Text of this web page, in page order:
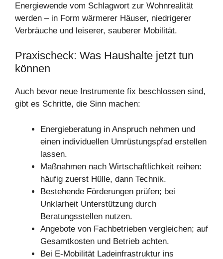
Energiewende vom Schlagwort zur Wohnrealität
werden – in Form wärmerer Häuser, niedrigerer
Verbräuche und leiserer, sauberer Mobilität.
Praxischeck: Was Haushalte jetzt tun
können
Auch bevor neue Instrumente fix beschlossen sind,
gibt es Schritte, die Sinn machen:
Energieberatung in Anspruch nehmen und
einen individuellen Umrüstungspfad erstellen
lassen.
Maßnahmen nach Wirtschaftlichkeit reihen:
häufig zuerst Hülle, dann Technik.
Bestehende Förderungen prüfen; bei
Unklarheit Unterstützung durch
Beratungsstellen nutzen.
Angebote von Fachbetrieben vergleichen; auf
Gesamtkosten und Betrieb achten.
Bei E-Mobilität Ladeinfrastruktur ins